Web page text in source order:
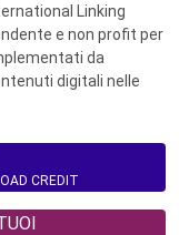
Linking
e non profit per
da
digitali nelle
CREDIT